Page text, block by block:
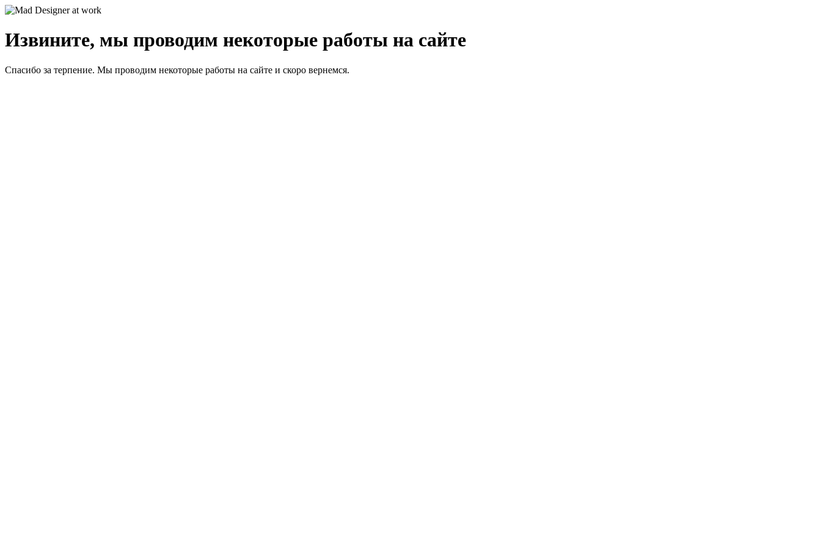
Извините, мы проводим некоторые работы на сайте
Спасибо за терпение. Мы проводим некоторые работы на сайте и скоро вернемся.